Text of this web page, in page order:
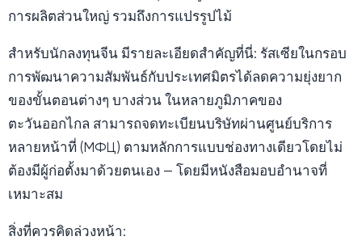
การผลิตส่วนใหญ่ รวมถึงการแปรรูปไม้
สำหรับนักลงทุนจีน มีรายละเอียดสำคัญที่นี่: รัสเซียในกรอบ
การพัฒนาความสัมพันธ์กับประเทศมิตรได้ลดความยุ่งยาก
ของขั้นตอนต่างๆ บางส่วน ในหลายภูมิภาคของ
ตะวันออกไกล สามารถจดทะเบียนบริษัทผ่านศูนย์บริการ
หลายหน้าที่ (МФЦ) ตามหลักการแบบช่องทางเดียวโดยไม่
ต้องมีผู้ก่อตั้งมาด้วยตนเอง — โดยมีหนังสือมอบอำนาจที่
เหมาะสม
สิ่งที่ควรคิดล่วงหน้า: